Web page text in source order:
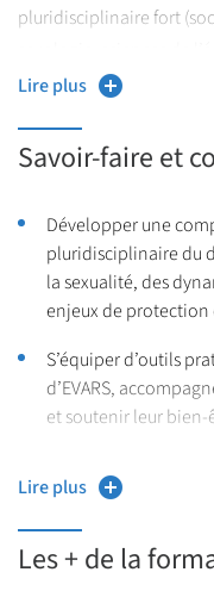
pluridisciplinaire fort
savoirs théoriques et
Portée par l’Université
partenariat avec de
en particulier le
Lire plus
Savoir-faire et
Développer une
pluridisciplinaire du
la sexualité, des
enjeux de protection
S’équiper d’outils
d’EVARS,
et soutenir leur
pluriprofessionnels
contextes
Créer un réseau
Lire plus
Les + de la